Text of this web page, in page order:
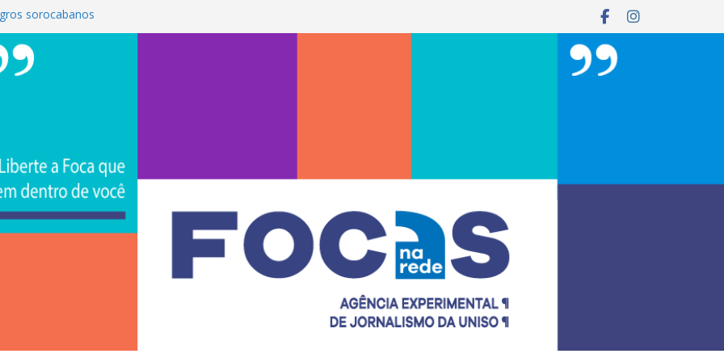
sorocabanos
artista do #ConviteMPB do
2026 promove integração, ciência e